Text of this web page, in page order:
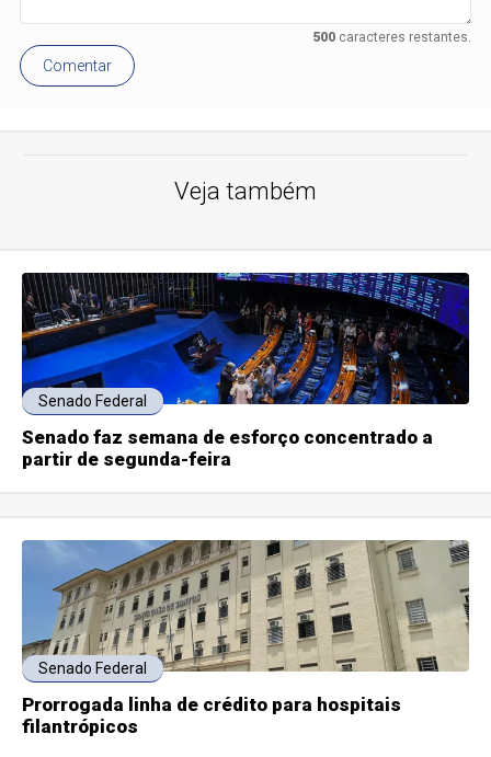
500caracteres restantes.
Comentar
Veja também
Senado Federal
Senado faz semana de esforço concentrado a
partir de segunda-feira
Senado Federal
Prorrogada linha de crédito para hospitais
filantrópicos